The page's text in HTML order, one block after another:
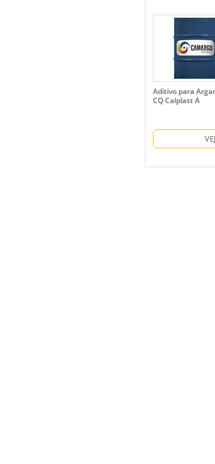
Aditivo para
CQ Calplast A